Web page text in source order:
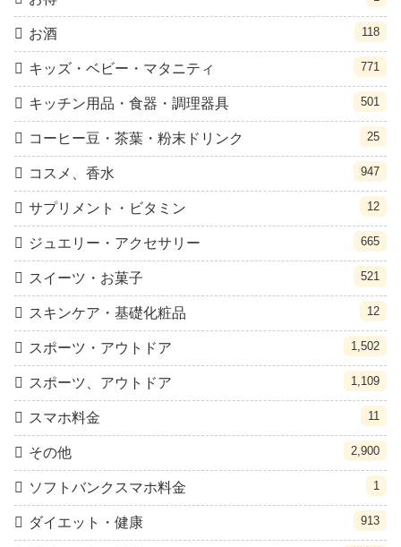
お酒 118
キッズ・ベビー・マタニティ 771
キッチン用品・食器・調理器具 501
コーヒー豆・茶葉・粉末ドリンク 25
コスメ、香水 947
サプリメント・ビタミン 12
ジュエリー・アクセサリー 665
スイーツ・お菓子 521
スキンケア・基礎化粧品 12
スポーツ・アウトドア 1,502
スポーツ、アウトドア 1,109
スマホ料金 11
その他 2,900
ソフトバンクスマホ料金 1
ダイエット・健康 913